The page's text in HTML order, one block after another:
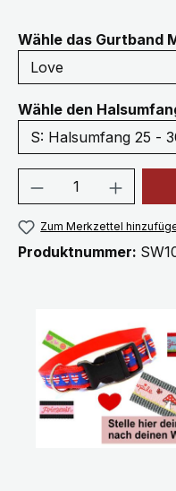
Wähle das Gurtband
Wähle den
Produkt
Zum Merkzettel
Produktnummer: